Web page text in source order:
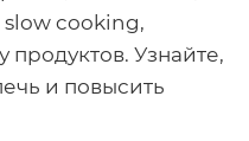
slow cooking,
продуктов. Узнайте,
и повысить